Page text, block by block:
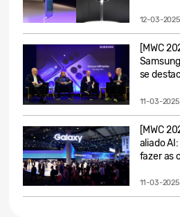
12-03-2025
[MWC
se
11-03-2025
[MWC
aliado
fazer as
11-03-2025